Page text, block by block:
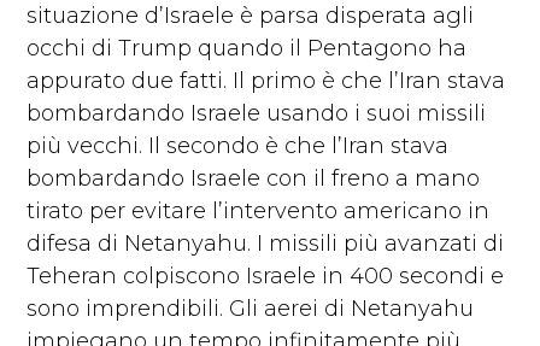
situazione d’Israele è parsa disperata agli
occhi di Trump quando il Pentagono ha
appurato due fatti. Il primo è che l’Iran stava
bombardando Israele usando i suoi missili
più vecchi. Il secondo è che l’Iran stava
bombardando Israele con il freno a mano
tirato per evitare l’intervento americano in
difesa di Netanyahu. I missili più avanzati di
Teheran colpiscono Israele in 400 secondi e
sono imprendibili. Gli aerei di Netanyahu